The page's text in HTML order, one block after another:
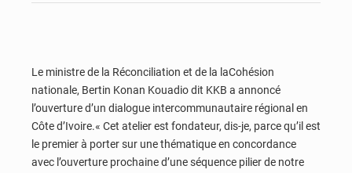
Le ministre de la Réconciliation et de la laCohésion
nationale, Bertin Konan Kouadio dit KKB a annoncé
l’ouverture d’un dialogue intercommunautaire régional en
Côte d’Ivoire.« Cet atelier est fondateur, dis-je, parce qu’il est
le premier à porter sur une thématique en concordance
avec l’ouverture prochaine d’une séquence pilier de notre